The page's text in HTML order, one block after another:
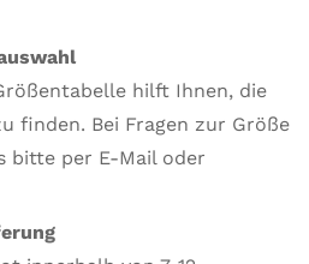
hilft Ihnen, die
finden. Bei Fragen zur Größe
bitte per E-Mail oder